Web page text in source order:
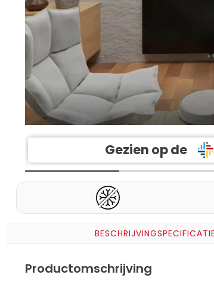
Gezien op de
BESCHRIJVING
Productomschrijving